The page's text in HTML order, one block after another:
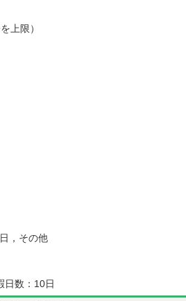
上限）
，その他
日数：10日